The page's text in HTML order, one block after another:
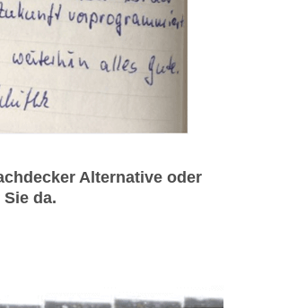
Alternative oder
da.